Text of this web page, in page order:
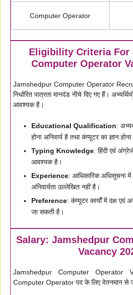
Computer Operator
Eligibility Criteria For
Computer Operator
Jamshedpur Computer Operator
निर्धारित पात्रता मानदंड नीचे दिए गए हैं।
आवश्यक है।
Educational Qualification:
होना अनिवार्य है तथा कंप्यूटर का ज्ञान होना
Typing Knowledge: हिंदी एवं
आवश्यक है।
Experience: आधिकारिक अधिसूचना
अनिवार्यता उल्लेखित नहीं है।
Preference: कंप्यूटर कार्यों में दक्ष एवं
जा सकती है।
Salary: Jamshedpur
Vacancy
Jamshedpur Computer Operator
Computer Operator पद के लिए वेतनमान से